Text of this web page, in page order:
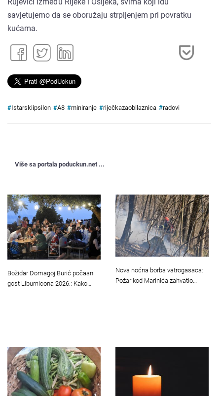
savjetujemo da se oboružaju strpljenjem pri povratku
kućama.
#Istarskiipsilon #A8 #miniranje #riječkazaobilaznica #radovi
Više sa portala poduckun.net ...
Božidar Domagoj Burić počasni
gost Liburnicona 2026.: Kako…
Nova noćna borba vatrogasaca:
Požar kod Marinića zahvatio…